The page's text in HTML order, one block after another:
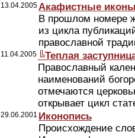
13.04.2005Акафистные
В прошлом номере
из цикла
православной
11.04.2005 ╚Теплая
Православный
наименований
отмечаются
открывает цикл
29.06.2001 Иконопись
Происхождение